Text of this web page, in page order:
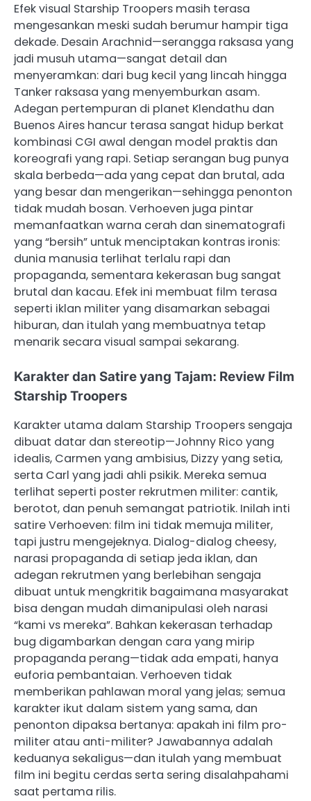
Efek visual Starship Troopers masih terasa
mengesankan meski sudah berumur hampir tiga
dekade. Desain Arachnid—serangga raksasa yang
jadi musuh utama—sangat detail dan
menyeramkan: dari bug kecil yang lincah hingga
Tanker raksasa yang menyemburkan asam.
Adegan pertempuran di planet Klendathu dan
Buenos Aires hancur terasa sangat hidup berkat
kombinasi CGI awal dengan model praktis dan
koreografi yang rapi. Setiap serangan bug punya
skala berbeda—ada yang cepat dan brutal, ada
yang besar dan mengerikan—sehingga penonton
tidak mudah bosan. Verhoeven juga pintar
memanfaatkan warna cerah dan sinematografi
yang “bersih” untuk menciptakan kontras ironis:
dunia manusia terlihat terlalu rapi dan
propaganda, sementara kekerasan bug sangat
brutal dan kacau. Efek ini membuat film terasa
seperti iklan militer yang disamarkan sebagai
hiburan, dan itulah yang membuatnya tetap
menarik secara visual sampai sekarang.
Karakter dan Satire yang Tajam: Review Film
Starship Troopers
Karakter utama dalam Starship Troopers sengaja
dibuat datar dan stereotip—Johnny Rico yang
idealis, Carmen yang ambisius, Dizzy yang setia,
serta Carl yang jadi ahli psikik. Mereka semua
terlihat seperti poster rekrutmen militer: cantik,
berotot, dan penuh semangat patriotik. Inilah inti
satire Verhoeven: film ini tidak memuja militer,
tapi justru mengejeknya. Dialog-dialog cheesy,
narasi propaganda di setiap jeda iklan, dan
adegan rekrutmen yang berlebihan sengaja
dibuat untuk mengkritik bagaimana masyarakat
bisa dengan mudah dimanipulasi oleh narasi
“kami vs mereka”. Bahkan kekerasan terhadap
bug digambarkan dengan cara yang mirip
propaganda perang—tidak ada empati, hanya
euforia pembantaian. Verhoeven tidak
memberikan pahlawan moral yang jelas; semua
karakter ikut dalam sistem yang sama, dan
penonton dipaksa bertanya: apakah ini film pro-
militer atau anti-militer? Jawabannya adalah
keduanya sekaligus—dan itulah yang membuat
film ini begitu cerdas serta sering disalahpahami
saat pertama rilis.